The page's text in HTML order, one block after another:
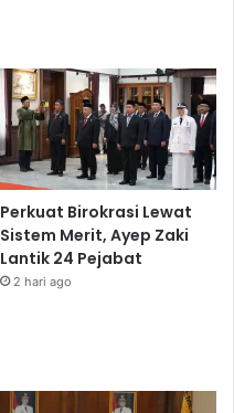
Perkuat Birokrasi Lewat
Sistem Merit, Ayep Zaki
Lantik 24 Pejabat
2 hari ago